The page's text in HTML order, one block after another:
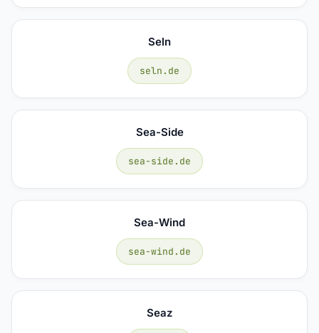
Seln
seln.de
Sea-Side
sea-side.de
Sea-Wind
sea-wind.de
Seaz